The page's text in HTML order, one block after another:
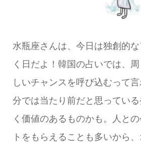
水瓶座さんは、今日は独創的
く日だよ！韓国の占いでは、
しいチャンスを呼び込むって
分では当たり前だと思ってい
く価値のあるものかも。人と
トをもらえることも多いから